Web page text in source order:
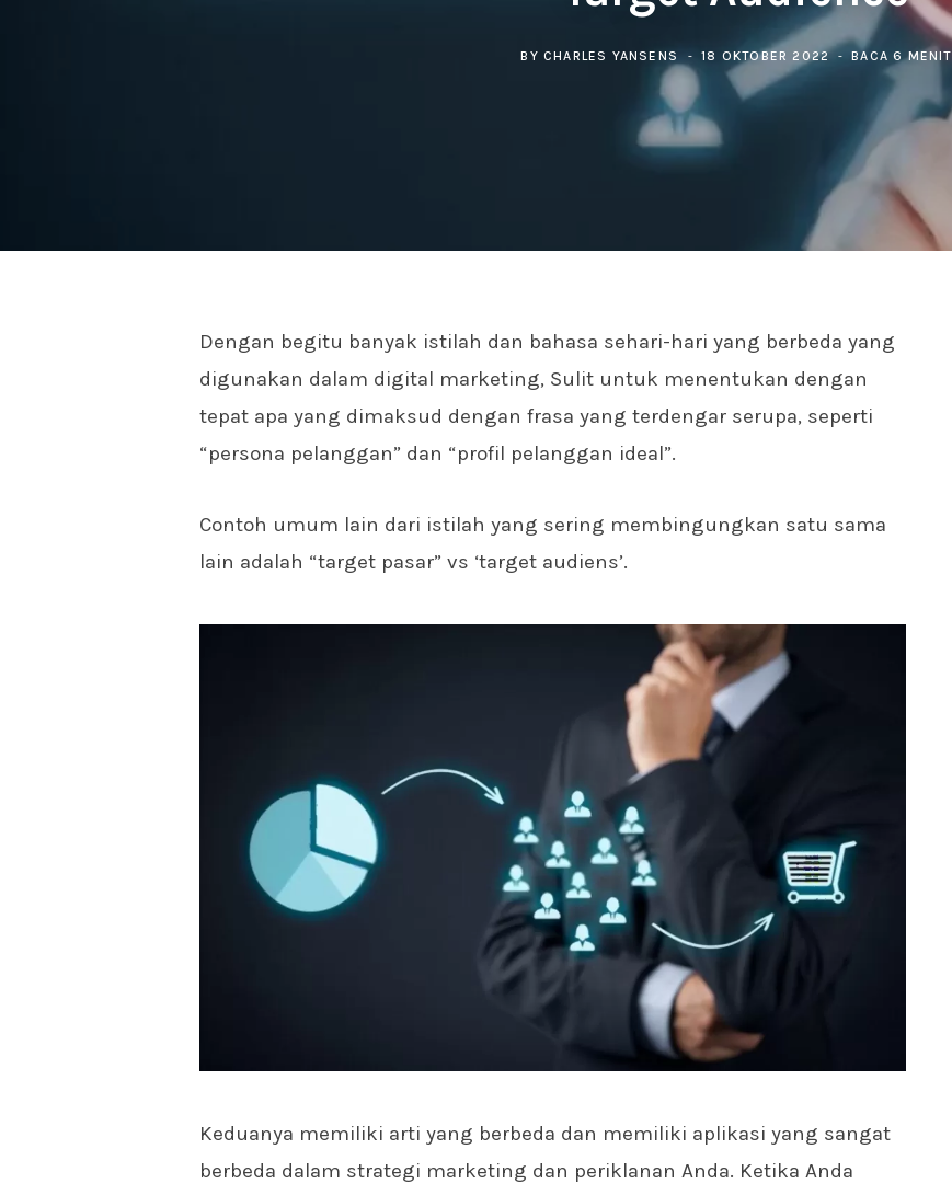
BY CHARLES YANSENS 18 OKTOBER 2022 BACA 6 MENIT
Dengan begitu banyak istilah dan bahasa sehari-hari yang berbeda yang
digunakan dalam digital marketing, Sulit untuk menentukan dengan
tepat apa yang dimaksud dengan frasa yang terdengar serupa, seperti
“persona pelanggan” dan “profil pelanggan ideal”.
Contoh umum lain dari istilah yang sering membingungkan satu sama
lain adalah “target pasar” vs ‘target audiens’.
Keduanya memiliki arti yang berbeda dan memiliki aplikasi yang sangat
berbeda dalam strategi marketing dan periklanan Anda. Ketika Anda